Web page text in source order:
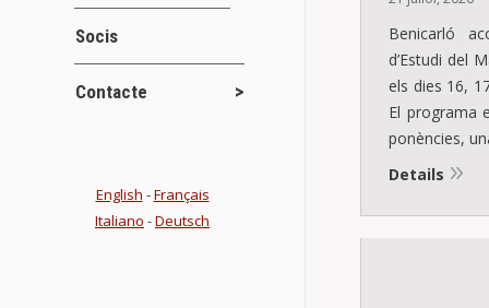
Socis
Contacte
English -Français
Italiano -Deutsch
Benicarló
d’Estudi del
els dies 16,
El programa
ponències,
Details